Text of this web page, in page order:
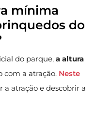
mínima
do
do parque, a altura
com a atração. Neste
a atração e descobrir a